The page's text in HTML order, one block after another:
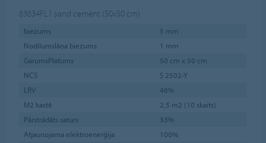
63634FL1 sand cement (50x50 cm)
biezums
5 mm
Nodilumslāņa biezums
1 mm
GarumsPlatums
50 cm x 50 cm
NCS
S 2502-Y
LRV
46%
M2 kastē
2,5 m2 (10 skaits)
Pārstrādāts saturs
33%
Atjaunojama elektroenerģija
100%